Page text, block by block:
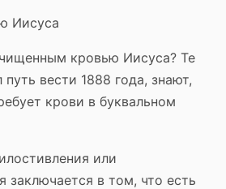
Иисуса
кровью Иисуса? Те
вести 1888 года, знают,
крови в буквальном
или
заключается в том, что есть